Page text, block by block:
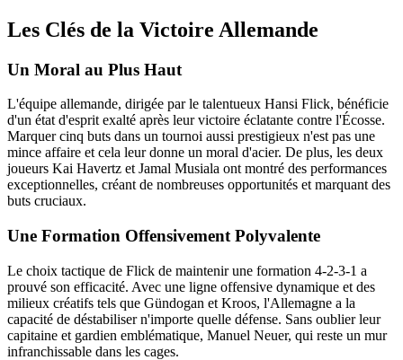
Les Clés de la Victoire Allemande
Un Moral au Plus Haut
L'équipe allemande, dirigée par le talentueux Hansi Flick, bénéficie
d'un état d'esprit exalté après leur victoire éclatante contre l'Écosse.
Marquer cinq buts dans un tournoi aussi prestigieux n'est pas une
mince affaire et cela leur donne un moral d'acier. De plus, les deux
joueurs Kai Havertz et Jamal Musiala ont montré des performances
exceptionnelles, créant de nombreuses opportunités et marquant des
buts cruciaux.
Une Formation Offensivement Polyvalente
Le choix tactique de Flick de maintenir une formation 4-2-3-1 a
prouvé son efficacité. Avec une ligne offensive dynamique et des
milieux créatifs tels que Gündogan et Kroos, l'Allemagne a la
capacité de déstabiliser n'importe quelle défense. Sans oublier leur
capitaine et gardien emblématique, Manuel Neuer, qui reste un mur
infranchissable dans les cages.